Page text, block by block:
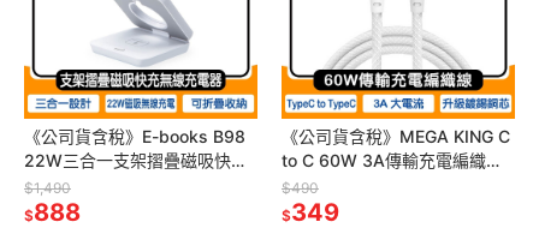
《公司貨含稅》E-books B98
22W三合一支架摺疊磁吸快充
無線充電器【台灣製造】
$1,490
$888
《公司貨含稅》MEGA KING C
to C 60W 3A傳輸充電編織線
(線長2m)
$490
$349